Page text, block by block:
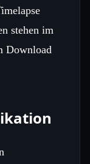
stehen im
Download